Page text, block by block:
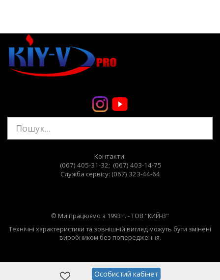
Контакти:
(067) 405-31-32; (067) 403-14-75
Служба сервiсу: (067) 323-44-64
© Ми працюємо з 1993 г. - ТОВ "КИЙ-В"
Технічні характеристики та зовнішній вигляд можуть бути змінені
виробником без попередження.
Особистий кабінет